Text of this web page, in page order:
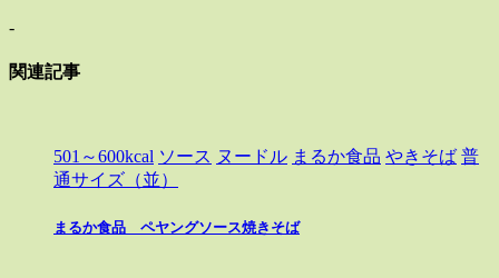
-
関連記事
501～600kcal ソース ヌードル まるか食品 やきそば 普
通サイズ（並）
まるか食品 ペヤングソース焼きそば